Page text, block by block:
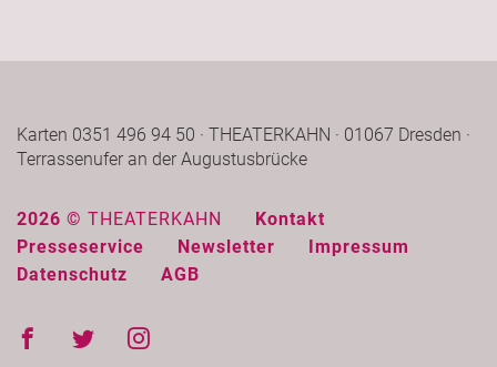
Karten 0351 496 94 50 · THEATERKAHN · 01067 Dresden ·
Terrassenufer an der Augustusbrücke
2026 © THEATERKAHN
Kontakt
Presseservice
Newsletter
Impressum
Datenschutz
AGB